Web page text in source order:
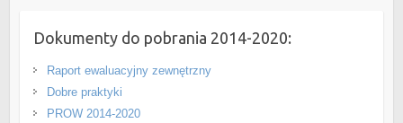
Dokumenty do pobrania 2014-2020:
Raport ewaluacyjny zewnętrzny
Dobre praktyki
PROW 2014-2020